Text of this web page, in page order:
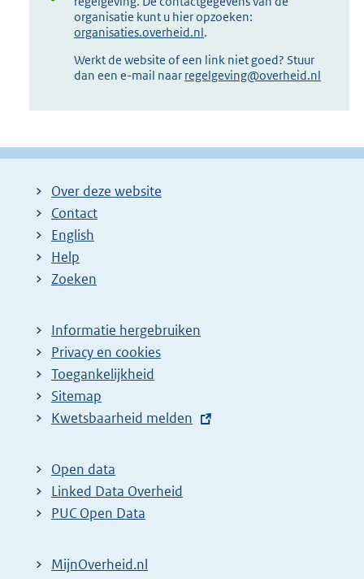
organisatie kunt u hier opzoeken:
organisaties.overheid.nl.
Werkt de website of een link niet goed? Stuur
dan een e-mail naar regelgeving@overheid.nl
Over deze website
Contact
English
Help
Zoeken
Informatie hergebruiken
Privacy en cookies
Toegankelijkheid
Sitemap
E
t
e
r
l
Kwetsbaarheid melden
Open data
Linked Data Overheid
PUC Open Data
MijnOverheid.nl